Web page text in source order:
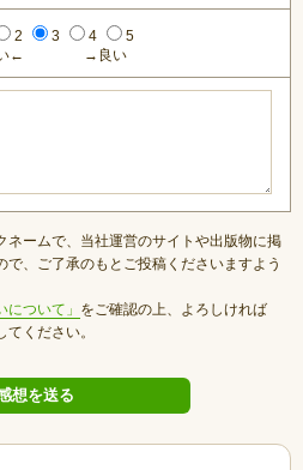
2 3 4
5
←
→良い
ームで、当社運営のサイトや出版物に掲
、ご了承のもとご投稿くださいますよう
について」 をご確認の上、よろしければ
てください。